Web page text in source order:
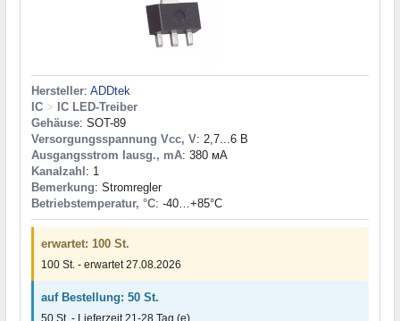
Hersteller: ADDtek
IC > IC LED-Treiber
Gehäuse: SOT-89
Versorgungsspannung Vcc, V: 2,7...6 В
Ausgangsstrom Iausg., mA: 380 мА
Kanalzahl: 1
Bemerkung: Stromregler
Betriebstemperatur, °C: -40…+85°С
erwartet: 100 St.
100 St. - erwartet 27.08.2026
auf Bestellung: 50 St.
50 St. - Lieferzeit 21-28 Tag (e)